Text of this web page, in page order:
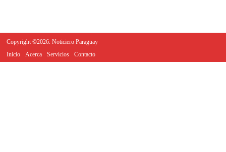
Copyright ©2026. Noticiero Paraguay
Inicio
Acerca Servicios Contacto